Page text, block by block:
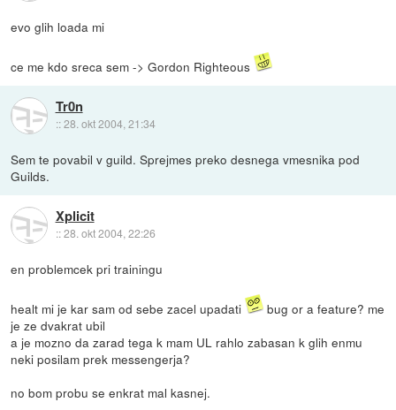
evo glih loada mi
ce me kdo sreca sem -> Gordon Righteous
Tr0n
::28. okt 2004, 21:34
Sem te povabil v guild. Sprejmes preko desnega vmesnika pod
Guilds.
Xplicit
::28. okt 2004, 22:26
en problemcek pri trainingu
healt mi je kar sam od sebe zacel upadati
bug or a feature? me
je ze dvakrat ubil
a je mozno da zarad tega k mam UL rahlo zabasan k glih enmu
neki posilam prek messengerja?
no bom probu se enkrat mal kasnej.